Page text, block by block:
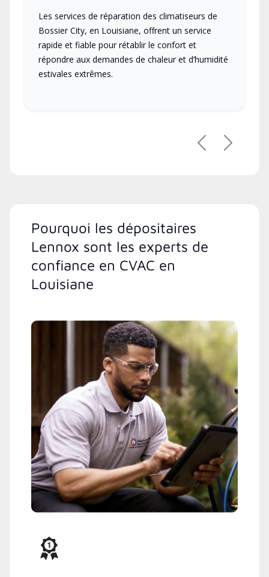
Les services de réparation des climatiseurs de
Bossier City, en Louisiane, offrent un service
rapide et fiable pour rétablir le confort et
répondre aux demandes de chaleur et d’humidité
estivales extrêmes.
PrécédentSuivant
Pourquoi les dépositaires
Lennox sont les experts de
confiance en CVAC en
Louisiane